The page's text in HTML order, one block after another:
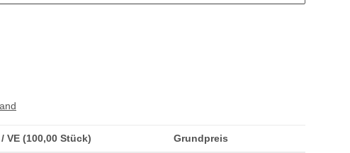
VE (100,00 Stück) Grundpreis